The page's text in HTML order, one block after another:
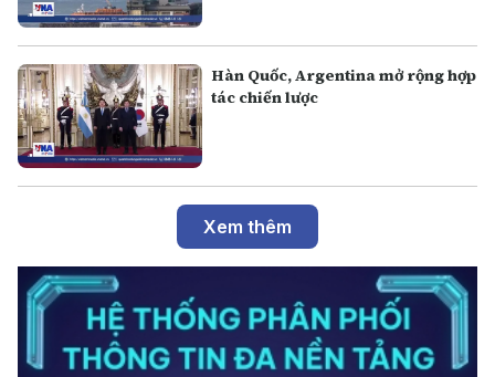
Hàn Quốc, Argentina mở rộng hợp
tác chiến lược
Xem thêm